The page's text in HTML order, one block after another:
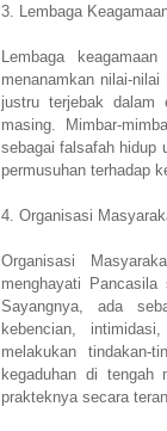
3. Lembaga
Lembaga
menanamkan nilai-
justru terjebak dalam
masing. Mimbar-
sebagai falsafah hidup
permusuhan terhadap
4. Organisasi
Organisasi
menghayati
Sayangnya, ada
kebencian,
melakukan tindakan-
kegaduhan di tengah
prakteknya secara